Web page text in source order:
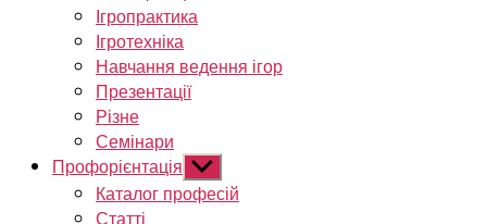
Ігропрактика
Ігротехніка
Навчання ведення ігор
Презентації
Різне
Семінари
Профорієнтація Показати
підменю
Каталог професій
Статті